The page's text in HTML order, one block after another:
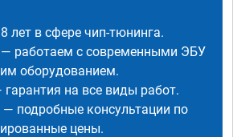
лет в сфере чип-тюнинга.
— работаем с современными ЭБУ
оборудованием.
на все виды работ.
— подробные консультации по
цены.